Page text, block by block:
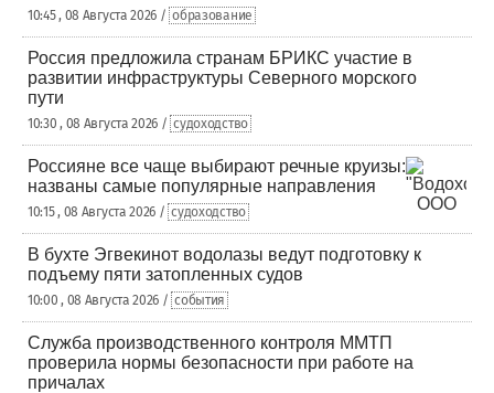
10:45 , 08 Августа 2026 / образование
Россия предложила странам БРИКС участие в
развитии инфраструктуры Северного морского
пути
10:30 , 08 Августа 2026 / судоходство
Россияне все чаще выбирают речные круизы:
названы самые популярные направления
10:15 , 08 Августа 2026 / судоходство
В бухте Эгвекинот водолазы ведут подготовку к
подъему пяти затопленных судов
10:00 , 08 Августа 2026 / события
Служба производственного контроля ММТП
проверила нормы безопасности при работе на
причалах